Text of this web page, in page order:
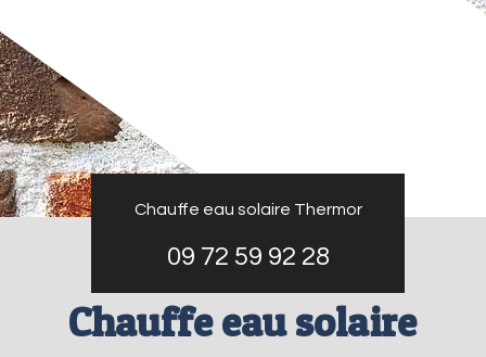
Chauffe eau solaire Thermor
09 72 59 92 28
Chauffe eau solaire